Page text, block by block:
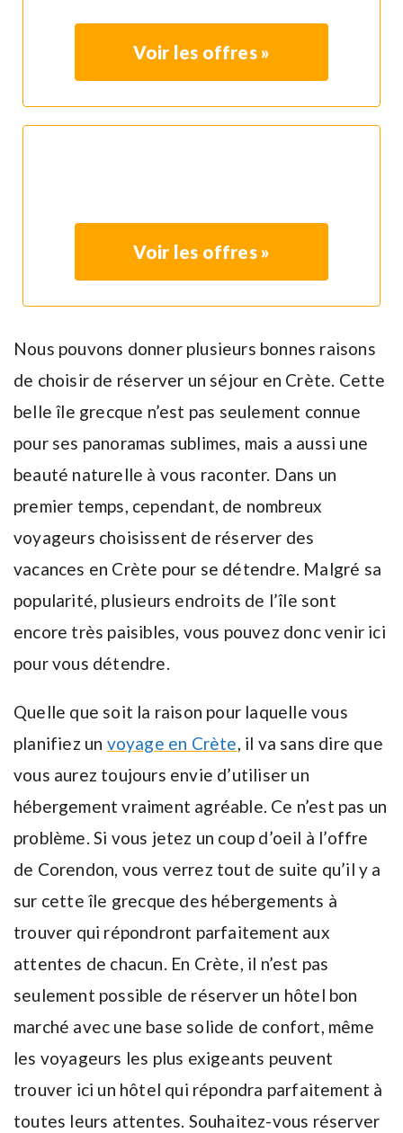
Voir les offres »
Voir les offres »
Nous pouvons donner plusieurs bonnes raisons
de choisir de réserver un séjour en Crète. Cette
belle île grecque n’est pas seulement connue
pour ses panoramas sublimes, mais a aussi une
beauté naturelle à vous raconter. Dans un
premier temps, cependant, de nombreux
voyageurs choisissent de réserver des
vacances en Crète pour se détendre. Malgré sa
popularité, plusieurs endroits de l’île sont
encore très paisibles, vous pouvez donc venir ici
pour vous détendre.
Quelle que soit la raison pour laquelle vous
planifiez un voyage en Crète, il va sans dire que
vous aurez toujours envie d’utiliser un
hébergement vraiment agréable. Ce n’est pas un
problème. Si vous jetez un coup d’oeil à l’offre
de Corendon, vous verrez tout de suite qu’il y a
sur cette île grecque des hébergements à
trouver qui répondront parfaitement aux
attentes de chacun. En Crète, il n’est pas
seulement possible de réserver un hôtel bon
marché avec une base solide de confort, même
les voyageurs les plus exigeants peuvent
trouver ici un hôtel qui répondra parfaitement à
toutes leurs attentes. Souhaitez-vous réserver